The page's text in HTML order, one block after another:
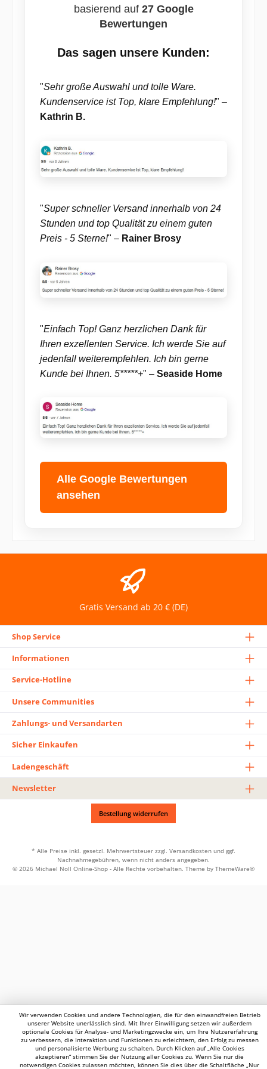
basierend auf 27 Google
Bewertungen
Das sagen unsere Kunden:
"Sehr große Auswahl und tolle Ware.
Kundenservice ist Top, klare Empfehlung!" –
Kathrin B.
"Super schneller Versand innerhalb von 24
Stunden und top Qualität zu einem guten
Preis - 5 Sterne!" – Rainer Brosy
"Einfach Top! Ganz herzlichen Dank für
Ihren exzellenten Service. Ich werde Sie auf
jedenfall weiterempfehlen. Ich bin gerne
Kunde bei Ihnen. 5*****+" – Seaside Home
Alle Google Bewertungen
ansehen
Gratis Versand ab 20 € (DE)
Shop Service
Informationen
Service-Hotline
Unsere Communities
Zahlungs- und Versandarten
Sicher Einkaufen
Ladengeschäft
Newsletter
Bestellung widerrufen
* Alle Preise inkl. gesetzl. Mehrwertsteuer zzgl. Versandkosten und ggf.
Nachnahmegebühren, wenn nicht anders angegeben.
© 2026 Michael Noll Online-Shop - Alle Rechte vorbehalten. Theme by ThemeWare®
Wir verwenden Cookies und andere Technologien, die für den einwandfreien Betrieb
unserer Website unerlässlich sind. Mit Ihrer Einwilligung setzen wir außerdem
optionale Cookies für Analyse- und Marketingzwecke ein, um Ihre Nutzererfahrung
zu verbessern, die Interaktion und Funktionen zu erleichtern, den Erfolg zu messen
und personalisierte Werbung zu schalten. Durch Klicken auf „Alle Cookies
akzeptieren“ stimmen Sie der Nutzung aller Cookies zu. Wenn Sie nur die
notwendigen Cookies zulassen möchten, können Sie dies über die Schaltfläche „Nur